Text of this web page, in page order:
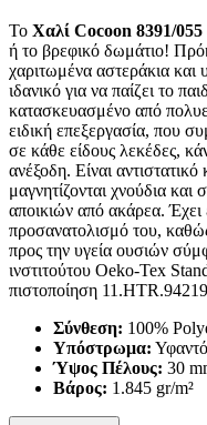
Το Χαλί Cocoon 8391/055
ή το βρεφικό δωμάτιο!
χαριτωμένα αστεράκια
ιδανικό για να παίζει το
κατασκευασμένο από
ειδική επεξεργασία, που
σε κάθε είδους λεκέδες,
ανέξοδη. Είναι αντιστατικό
μαγνητίζονται χνούδια και
αποικιών από ακάρεα. Έχει
προσανατολισμό του,
προς την υγεία ουσιών
ινστιτούτου Oeko-Tex
πιστοποίηση
Σύνθεση: 100%
Υπόστρωμα: Υφαντό
Ύψος Πέλους: 30
Βάρος: 1.845 gr/m²